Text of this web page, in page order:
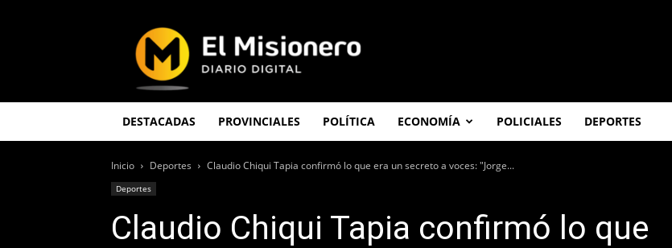
Misionero
DESTACADAS PROVINCIALES POLÍTICA ECONOMÍA POLICIALES DEPORTES
Inicio Deportes Claudio Chiqui Tapia confirmó lo que era un secreto a voces: "Jorge...
Deportes
Claudio Chiqui Tapia confirmó lo que